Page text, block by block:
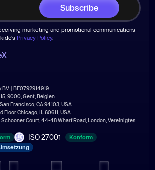
marketing and promotional communications
Privacy Policy.
X
| BE0792914919
9000, Gent, Belgien
Francisco, CA 94103, USA
Chicago, IL 60611, USA
Court, 44-48 Wharf Road, London, Vereinigtes
ISO 27001 Konform